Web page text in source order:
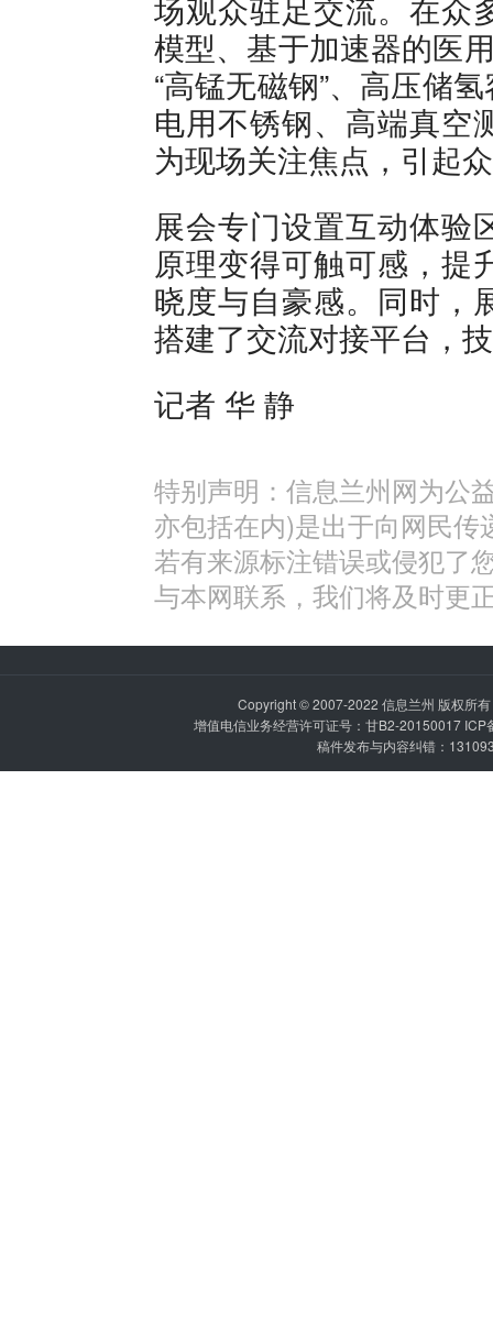
场观众驻足交流。在众
模型、基于加速器的医
“高锰无磁钢”、高压储
电用不锈钢、高端真空
为现场关注焦点，引起
展会专门设置互动体验
原理变得可触可感，提
晓度与自豪感。同时，
搭建了交流对接平台，
记者 华 静
特别声明：信息兰州网为公
亦包括在内)是出于向网民
若有来源标注错误或侵犯了
与本网联系，我们将及时更
Copyright © 2007-2022 信息兰州 版权所
增值电信业务经营许可证号：甘B2-20150017 ICP
稿件发布与内容纠错：